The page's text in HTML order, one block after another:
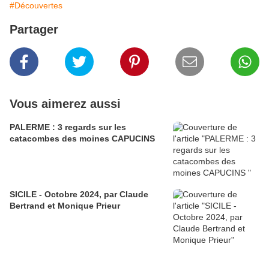
#Découvertes
Partager
Vous aimerez aussi
PALERME : 3 regards sur les
catacombes des moines CAPUCINS
SICILE - Octobre 2024, par Claude
Bertrand et Monique Prieur